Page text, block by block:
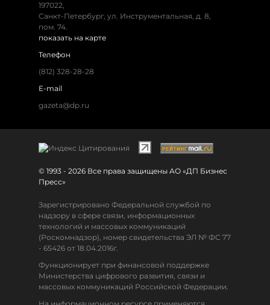
197022,
Санкт-Петербург, ул. Инструментальная, д. 8,
пом. 74.
показать на карте
Телефон
(812) 328-28-28
E-mail
gazeta@dp.ru
© 1993 - 2026 Все права защищены АО «ДП Бизнес
Пресс»
Зарегистрировано Федеральной службой по
надзору в сфере связи, информационных
технологий и массовых коммуникаций
(Роскомнадзор), номер свидетельства ЭЛ № ФС 77
- 65426 от 18.04.2016г.
Функционирует при финансовой поддержке
Министерства цифрового развития, связи и
массовых коммуникаций Российской Федерации.